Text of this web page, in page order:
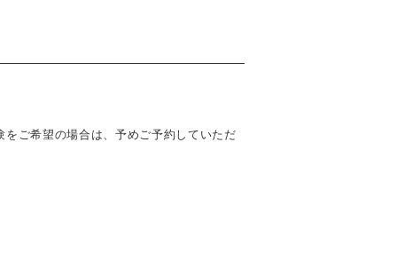
ご希望の場合は、予めご予約していただ